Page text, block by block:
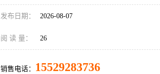
发布日期： 2026-08-07
阅 读 量： 26
销售电话： 15529283736